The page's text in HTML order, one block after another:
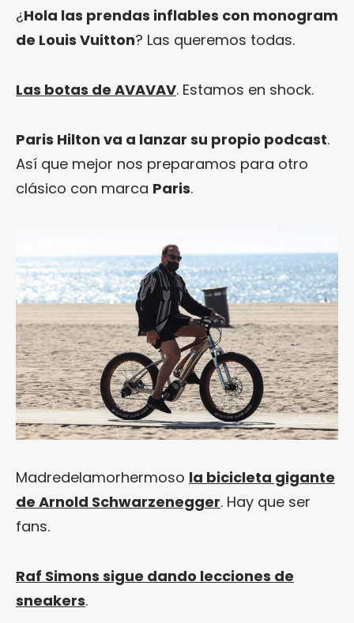
¿Hola las prendas inflables con monogram
de Louis Vuitton? Las queremos todas.
Las botas de AVAVAV. Estamos en shock.
Paris Hilton va a lanzar su propio podcast.
Así que mejor nos preparamos para otro
clásico con marca Paris.
Madredelamorhermoso la bicicleta gigante
de Arnold Schwarzenegger. Hay que ser
fans.
Raf Simons sigue dando lecciones de
sneakers.